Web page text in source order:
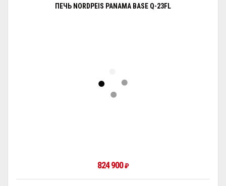
ПЕЧЬ NORDPEIS PANAMA BASE Q-23FL
824 900₽